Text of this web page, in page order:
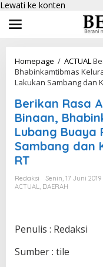
Lewati ke konten
Homepage / ACTUAL
Bhabinkamtibmas
Lakukan Sambang dan
Berikan Rasa
Binaan,
Lubang Buaya
Sambang dan
RT
Redaksi
Senin, 17 Juni 2019
ACTUAL, DAERAH
Penulis : Redaksi
Sumber : tile